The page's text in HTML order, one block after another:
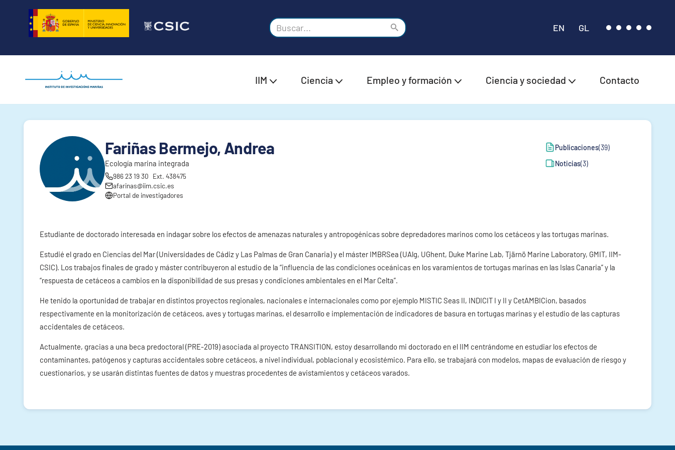
Saltar
contenido
EN GL
IIM Ciencia Empleo y formación Ciencia y sociedad Contacto
Fariñas Bermejo, Andrea
Ecología marina integrada
986 23 19 30 Ext. 438475
afarinas@iim.csic.es
Portal de investigadores
Publicaciones(39)
Noticias(3)
Estudiante de doctorado interesada en indagar sobre los efectos de amenazas naturales y antropogénicas sobre depredadores marinos como los cetáceos y las tortugas marinas.
Estudié el grado en Ciencias del Mar (Universidades de Cádiz y Las Palmas de Gran Canaria) y el máster IMBRSea (UAlg, UGhent, Duke Marine Lab, Tjärnö Marine Laboratory, GMIT, IIM-
CSIC). Los trabajos finales de grado y máster contribuyeron al estudio de la “influencia de las condiciones oceánicas en los varamientos de tortugas marinas en las Islas Canaria” y la
“respuesta de cetáceos a cambios en la disponibilidad de sus presas y condiciones ambientales en el Mar Celta”.
He tenido la oportunidad de trabajar en distintos proyectos regionales, nacionales e internacionales como por ejemplo MISTIC Seas II, INDICIT I y II y CetAMBICion, basados
respectivamente en la monitorización de cetáceos, aves y tortugas marinas, el desarrollo e implementación de indicadores de basura en tortugas marinas y el estudio de las capturas
accidentales de cetáceos.
Actualmente, gracias a una beca predoctoral (PRE-2019) asociada al proyecto TRANSITION, estoy desarrollando mi doctorado en el IIM centrándome en estudiar los efectos de
contaminantes, patógenos y capturas accidentales sobre cetáceos, a nivel individual, poblacional y ecosistémico. Para ello, se trabajará con modelos, mapas de evaluación de riesgo y
cuestionarios, y se usarán distintas fuentes de datos y muestras procedentes de avistamientos y cetáceos varados.